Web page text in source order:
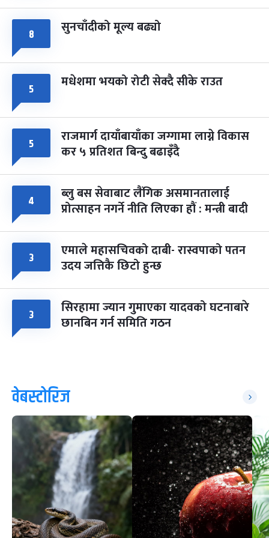
८ सुनचाँदीको मूल्य बढ्यो
५ मधेशमा भयको रोटी सेक्दै सीके राउत
५ राजमार्ग दायाँबायाँका जग्गामा लाग्ने विकास
कर ५ प्रतिशत बिन्दु बढाइँदै
४ ब्लु बस सेवाबाट लैंगिक असमानतालाई
प्रोत्साहन नगर्ने नीति लिएका हौं : मन्त्री बादी
३ एमाले महासचिवको दाबी- रास्वपाको पतन
उदय जत्तिकै छिटो हुन्छ
३ सिरहामा ज्यान गुमाएका यादवको घटनाबारे
छानबिन गर्न समिति गठन
वेबस्टोरिज